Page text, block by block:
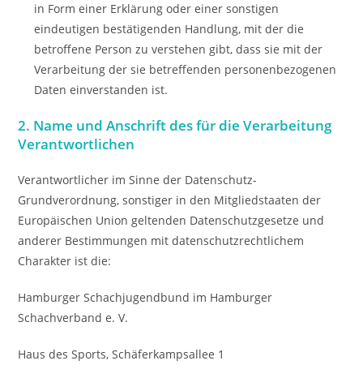
in Form einer Erklärung oder einer sonstigen
eindeutigen bestätigenden Handlung, mit der die
betroffene Person zu verstehen gibt, dass sie mit der
Verarbeitung der sie betreffenden personenbezogenen
Daten einverstanden ist.
2. Name und Anschrift des für die Verarbeitung
Verantwortlichen
Verantwortlicher im Sinne der Datenschutz-
Grundverordnung, sonstiger in den Mitgliedstaaten der
Europäischen Union geltenden Datenschutzgesetze und
anderer Bestimmungen mit datenschutzrechtlichem
Charakter ist die:
Hamburger Schachjugendbund im Hamburger
Schachverband e. V.
Haus des Sports, Schäferkampsallee 1